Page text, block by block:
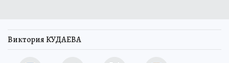
Виктория КУДАЕВА